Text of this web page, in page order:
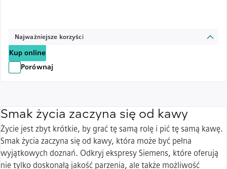
Najważniejsze korzyści
Kup online
Porównaj
Smak życia zaczyna się od kawy
Życie jest zbyt krótkie, by grać tę samą rolę i pić tę samą kawę.
Smak życia zaczyna się od kawy, która może być pełna
wyjątkowych doznań. Odkryj ekspresy Siemens, które oferują
nie tylko doskonałą jakość parzenia, ale także możliwość